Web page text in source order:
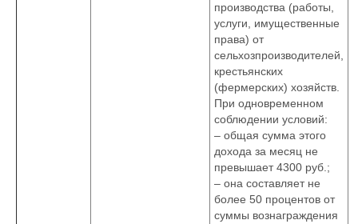
производства (работы,
услуги, имущественные
права) от
сельхозпроизводителей,
крестьянских
(фермерских) хозяйств.
При одновременном
соблюдении условий:
– общая сумма этого
дохода за месяц не
превышает 4300 руб.;
– она составляет не
более 50 процентов от
суммы вознаграждения